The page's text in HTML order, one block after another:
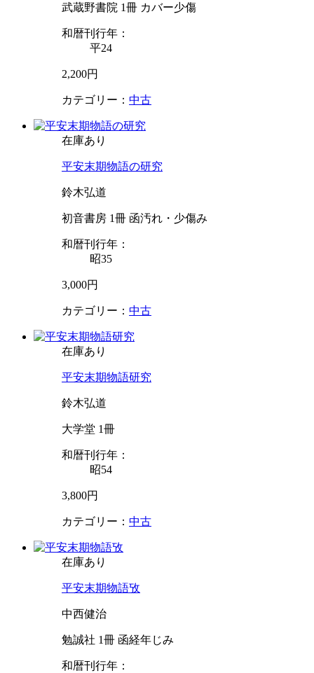
武蔵野書院 1冊 カバー少傷
和暦刊行年：
平24
2,200円
カテゴリー： 中古
在庫あり
平安末期物語の研究
鈴木弘道
初音書房 1冊 函汚れ・少傷み
和暦刊行年：
昭35
3,000円
カテゴリー： 中古
在庫あり
平安末期物語研究
鈴木弘道
大学堂 1冊
和暦刊行年：
昭54
3,800円
カテゴリー： 中古
在庫あり
平安末期物語攷
中西健治
勉誠社 1冊 函経年じみ
和暦刊行年：